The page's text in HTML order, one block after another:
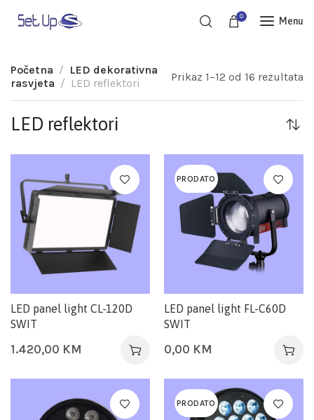
0 Menu
Početna
LED dekorativna
rasvjeta
LED reflektori Prikaz 1–12 od 16 rezultata
LED reflektori
LED panel light CL-120D
SWIT
1.420,00 KM
PRODATO
LED panel light FL-C60D
SWIT
0,00 KM
PRODATO